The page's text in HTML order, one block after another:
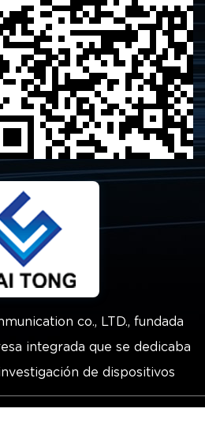
co., LTD., fundada
integrada que se dedicaba
de dispositivos